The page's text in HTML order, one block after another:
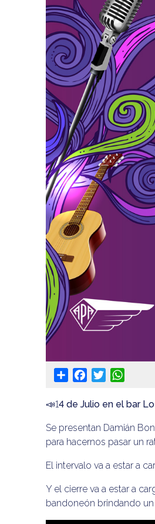
Share Facebook
Twitter
📣14 de Julio en el bar
Se presentan Damián
para hacernos pasar un
El intervalo va a estar a
Y el cierre va a estar a
bandoneón brindando